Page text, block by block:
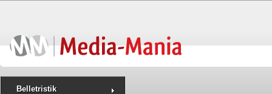
Belletristik